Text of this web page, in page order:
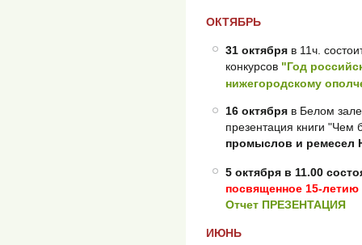
ОКТЯБРЬ
31 октября в 11ч.
конкурсов "Год
нижегородскому
16 октября в Белом
презентация книги "Чем
промыслов и ремесел
5 октября в 11.00
посвященное 15-
Отчет ПРЕЗЕНТАЦИЯ
ИЮНЬ